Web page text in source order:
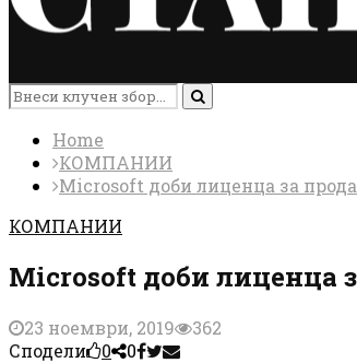
Search
for:
Search
Home
КОМПАНИИ
Microsoft доби лиценца за
КОМПАНИИ
Microsoft доби лиценца
23 ноември, 2019
362
Сподели
0 0